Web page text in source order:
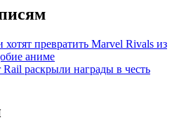
хотят превратить Marvel Rivals из
аниме
раскрыли награды в честь